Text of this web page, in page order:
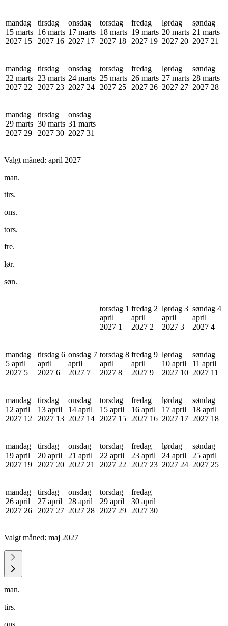
mandag
15 marts
2027 15
tirsdag
16 marts
2027 16
onsdag
17 marts
2027 17
torsdag
18 marts
2027 18
fredag
19 marts
2027 19
lørdag
20 marts
2027 20
søndag
21 marts
2027 21
mandag
22 marts
2027 22
tirsdag
23 marts
2027 23
onsdag
24 marts
2027 24
torsdag
25 marts
2027 25
fredag
26 marts
2027 26
lørdag
27 marts
2027 27
søndag
28 marts
2027 28
mandag
29 marts
2027 29
tirsdag
30 marts
2027 30
onsdag
31 marts
2027 31
Valgt måned: april 2027
man.
tirs.
ons.
tors.
fre.
lør.
søn.
torsdag 1
april
2027 1
fredag 2
april
2027 2
lørdag 3
april
2027 3
søndag 4
april
2027 4
mandag
5 april
2027 5
tirsdag 6
april
2027 6
onsdag 7
april
2027 7
torsdag 8
april
2027 8
fredag 9
april
2027 9
lørdag
10 april
2027 10
søndag
11 april
2027 11
mandag
12 april
2027 12
tirsdag
13 april
2027 13
onsdag
14 april
2027 14
torsdag
15 april
2027 15
fredag
16 april
2027 16
lørdag
17 april
2027 17
søndag
18 april
2027 18
mandag
19 april
2027 19
tirsdag
20 april
2027 20
onsdag
21 april
2027 21
torsdag
22 april
2027 22
fredag
23 april
2027 23
lørdag
24 april
2027 24
søndag
25 april
2027 25
mandag
26 april
2027 26
tirsdag
27 april
2027 27
onsdag
28 april
2027 28
torsdag
29 april
2027 29
fredag
30 april
2027 30
Valgt måned: maj 2027
man.
tirs.
ons.